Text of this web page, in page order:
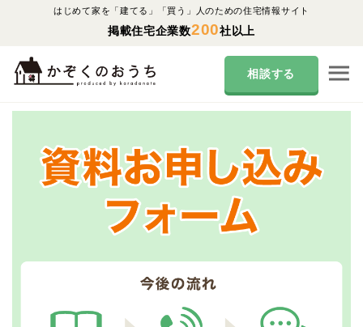
はじめて家を「建てる」「買う」人のための住宅情報サイト
掲載住宅企業数200社以上
相談する